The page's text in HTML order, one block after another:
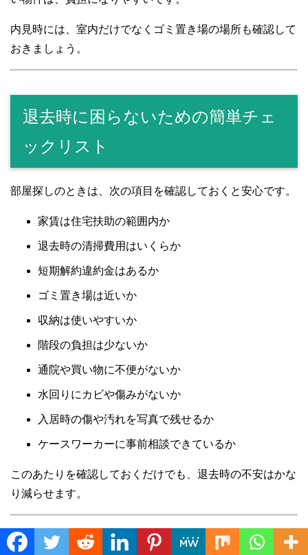
内見時には、室内だけでなくゴミ置き場の場所も確認して
おきましょう。
退去時に困らないための簡単チェ
ックリスト
部屋探しのときは、次の項目を確認しておくと安心です。
家賃は住宅扶助の範囲内か
退去時の清掃費用はいくらか
短期解約違約金はあるか
ゴミ置き場は近いか
収納は使いやすいか
階段の負担は少ないか
通院や買い物に不便がないか
水回りにカビや傷みがないか
入居時の傷や汚れを写真で残せるか
ケースワーカーに事前相談できているか
このあたりを確認しておくだけでも、退去時の不安はかな
り減らせます。
Translate »